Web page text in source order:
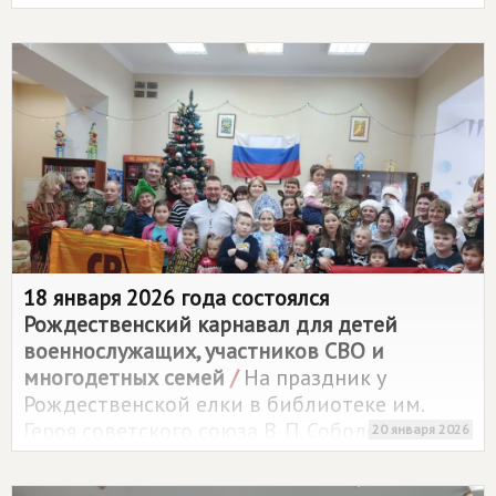
Юрию Владимировичу Шитикову медаль "За
заслуги перед Калининградской областью".
18 января 2026 года состоялся
Рождественский карнавал для детей
военнослужащих, участников СВО и
многодетных семей /На праздник у
Рождественской елки в библиотеке им.
Героя советского союза В. П. Соболева
пришли дети военнослужащих, участников
специальной военной операции и
20 января 2026